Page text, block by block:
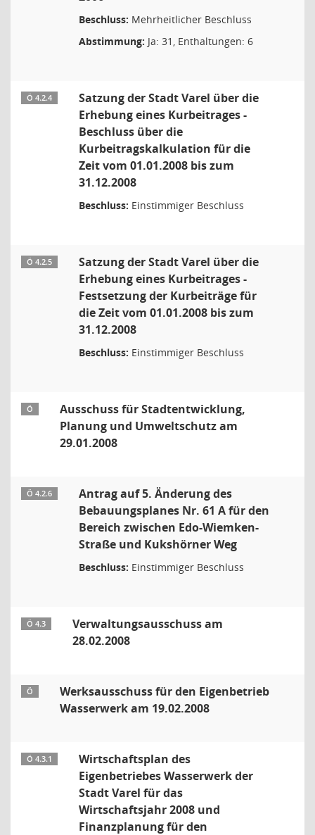
Beschluss: Mehrheitlicher Beschluss
Abstimmung: Ja: 31, Enthaltungen: 6
Ö 4.2.4
Satzung der Stadt Varel über die
Erhebung eines Kurbeitrages -
Beschluss über die
Kurbeitragskalkulation für die
Zeit vom 01.01.2008 bis zum
31.12.2008
Beschluss: Einstimmiger Beschluss
Ö 4.2.5
Satzung der Stadt Varel über die
Erhebung eines Kurbeitrages -
Festsetzung der Kurbeiträge für
die Zeit vom 01.01.2008 bis zum
31.12.2008
Beschluss: Einstimmiger Beschluss
Ö
Ausschuss für Stadtentwicklung,
Planung und Umweltschutz am
29.01.2008
Ö 4.2.6
Antrag auf 5. Änderung des
Bebauungsplanes Nr. 61 A für den
Bereich zwischen Edo-Wiemken-
Straße und Kukshörner Weg
Beschluss: Einstimmiger Beschluss
Ö 4.3
Verwaltungsausschuss am
28.02.2008
Ö
Werksausschuss für den Eigenbetrieb
Wasserwerk am 19.02.2008
Ö 4.3.1
Wirtschaftsplan des
Eigenbetriebes Wasserwerk der
Stadt Varel für das
Wirtschaftsjahr 2008 und
Finanzplanung für den